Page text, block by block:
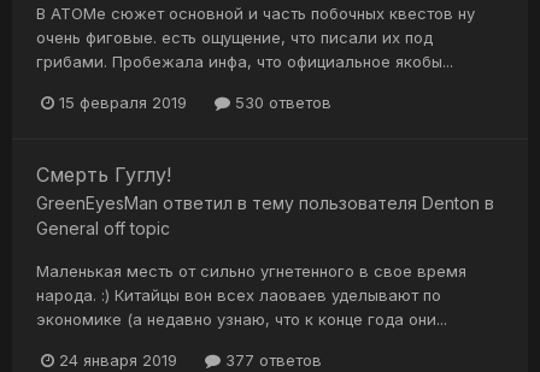
В АТОМе сюжет основной и часть побочных квестов ну
очень фиговые. есть ощущение, что писали их под
грибами. Пробежала инфа, что официальное якобы...
15 февраля 2019 530 ответов
Смерть Гуглу!
GreenEyesMan ответил в тему пользователя Denton в
General off topic
Маленькая месть от сильно угнетенного в свое время
народа. :) Китайцы вон всех лаоваев уделывают по
экономике (а недавно узнаю, что к конце года они...
24 января 2019 377 ответов